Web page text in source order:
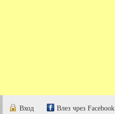
Вход Влез чрез Facebook